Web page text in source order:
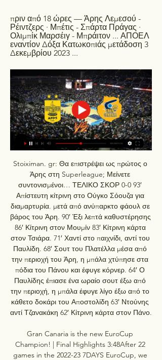
πριν από 18 ώρες — Άρης Λεμεσού -
Ρέιντζερς · Μπέτις - Σπάρτα Πράγας ·
Ολιμπίκ Μαρσέιγ - Μπράιτον ... ΑΠΟΕΛ
εναντίον Δόξα Κατωκοπιάς μετάδοση 3
Δεκεμβρίου 2023 ...
Stoiximan. gr: Θα επιστρέψει ως πρώτος ο
Άρης στη Superleague; Μείνετε
συντονισμένοι… ΤΕΛΙΚΟ ΣΚΟΡ 0-0 93′
Απίστευτη κίτρινη στο Ούγκο Σόουζα για
διαμαρτυρία. μετά από ανύπαρκτο φάουλ σε
βάρος του Άρη. 90′ Έξι λεπτά καθυστέρησης
86′ Κίτρινη στον Μουμίν 83′ Κίτρινη κάρτα
στον Τσιάρα. 71′ Χαντί στο παιχνίδι, αντί του
Παυλίδη. 68′ Σουτ του Πλατέλλα μέσα από
την περιοχή του Άρη, η μπάλα χτύπησε στα
πόδια του Πάνου και έφυγε κόρνερ. 64′ Ο
Παυλίδης έπιασε ένα ωραίο σουτ έξω από
την περιοχή, η μπάλα έφυγε λίγο έξω από το
κάθετο δοκάρι του Αποστολίδη 63′ Ντούνης
αντί Τζανακάκη 62′ Κίτρινη κάρτα στον Πάνο.
Gran Canaria is the new EuroCup
Champion! | Final Highlights 3:48After 22
games in the 2022-23 7DAYS EuroCup, we